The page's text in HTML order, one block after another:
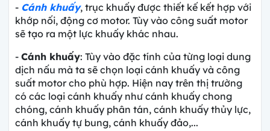
- Cánh khuấy, trục khuấy được thiết kế kết hợp với
khớp nối, động cơ motor. Tùy vào công suất motor
sẽ tạo ra một lực khuấy khác nhau.
- Cánh khuấy: Tùy vào đặc tính của từng loại dung
dịch nấu mà ta sẽ chọn loại cánh khuấy và công
suất motor cho phù hợp. Hiện nay trên thị trường
có các loại cánh khuấy như cánh khuấy chong
chóng, cánh khuấy phân tán, cánh khuấy thủy lực,
cánh khuấy tự bung, cánh khuấy đảo,...